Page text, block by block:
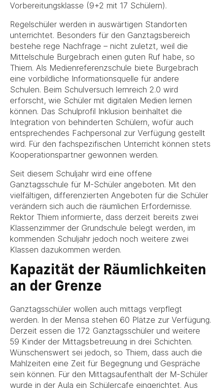
Vorbereitungsklasse (9+2 mit 17 Schülern).
Regelschüler werden in auswärtigen Standorten
unterrichtet. Besonders für den Ganztagsbereich
bestehe rege Nachfrage – nicht zuletzt, weil die
Mittelschule Burgebrach einen guten Ruf habe, so
Thiem. Als Medienreferenzschule biete Burgebrach
eine vorbildliche Informationsquelle für andere
Schulen. Beim Schulversuch lernreich 2.0 wird
erforscht, wie Schüler mit digitalen Medien lernen
können. Das Schulprofil Inklusion beinhaltet die
Integration von behinderten Schülern, wofür auch
entsprechendes Fachpersonal zur Verfügung gestellt
wird. Für den fachspezifischen Unterricht können stets
Kooperationspartner gewonnen werden.
Seit diesem Schuljahr wird eine offene
Ganztagsschule für M-Schüler angeboten. Mit den
vielfältigen, differenzierten Angeboten für die Schüler
verändern sich auch die räumlichen Erfordernisse.
Rektor Thiem informierte, dass derzeit bereits zwei
Klassenzimmer der Grundschule belegt werden, im
kommenden Schuljahr jedoch noch weitere zwei
Klassen dazukommen werden.
Kapazität der Räumlichkeiten
an der Grenze
Ganztagsschüler wollen auch mittags verpflegt
werden. In der Mensa stehen 60 Plätze zur Verfügung.
Derzeit essen die 172 Ganztagsschüler und weitere
59 Kinder der Mittagsbetreuung in drei Schichten.
Wünschenswert sei jedoch, so Thiem, dass auch die
Mahlzeiten eine Zeit für Begegnung und Gespräche
sein können. Für den Mittagsaufenthalt der M-Schüler
wurde in der Aula ein Schülercafe eingerichtet. Aus